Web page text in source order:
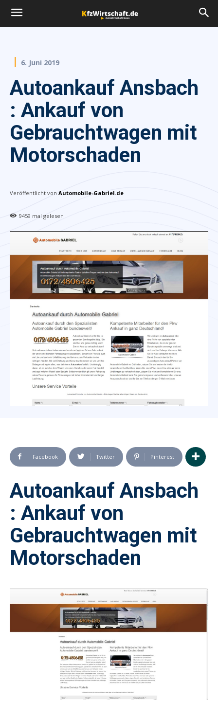
6. Juni 2019
Autoankauf Ansbach
: Ankauf von
Gebrauchtwagen mit
Motorschaden
Veröffentlicht von Automobile-Gabriel.de
9459 mal gelesen
Facebook Twitter Pinterest
Autoankauf Ansbach
: Ankauf von
Gebrauchtwagen mit
Motorschaden